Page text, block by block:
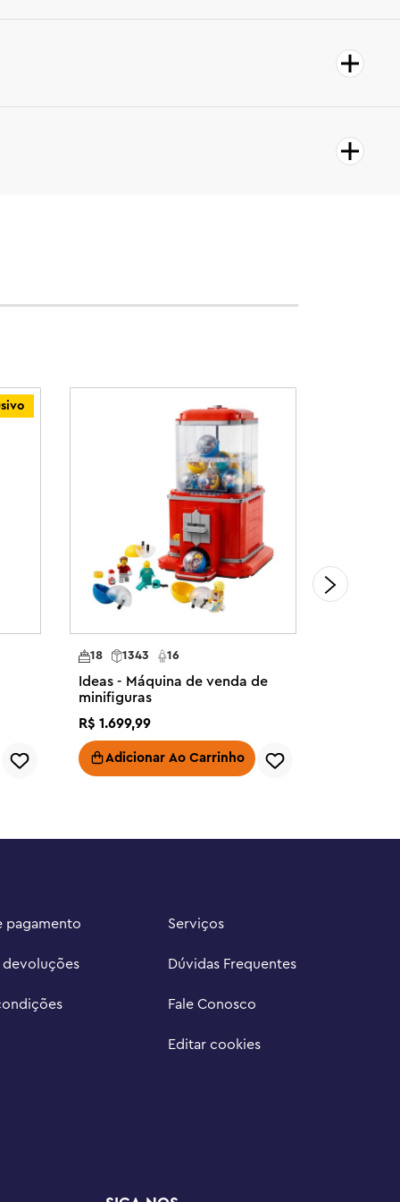
1343 16
18
Ideas - Máquina de venda de
minifiguras
R$ 1.699,99
Adicionar Ao Carrinho
pagamento
devoluções
Serviços
Dúvidas Frequentes
Fale Conosco
Editar cookies